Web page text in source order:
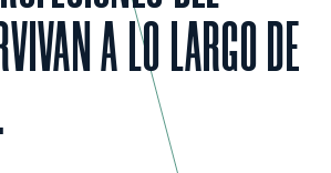
A LO LARGO DE